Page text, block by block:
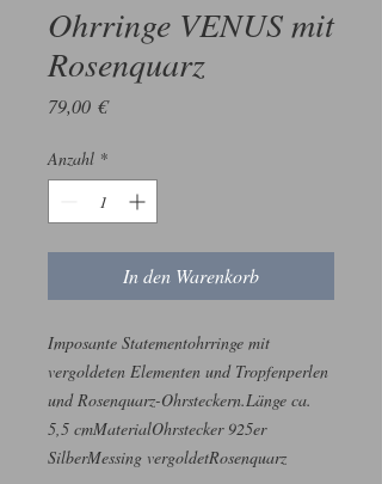
Ohrringe VENUS mit
Rosenquarz
79,00 €Preis
Anzahl *
In den Warenkorb
Imposante Statementohrringe mit
vergoldeten Elementen und Tropfenperlen
und Rosenquarz-Ohrsteckern.Länge ca.
5,5 cmMaterialOhrstecker 925er
SilberMessing vergoldetRosenquarz